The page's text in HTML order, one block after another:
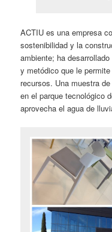
ACTIU es una empresa
sostenibilidad y la
ambiente; ha
y metódico que le
recursos. Una muestra
en el parque tecnológico
aprovecha el agua de